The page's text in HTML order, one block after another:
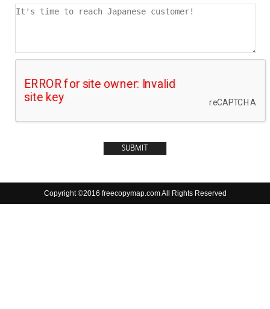
Copyright ©2016 freecopymap.com All Rights Reserved